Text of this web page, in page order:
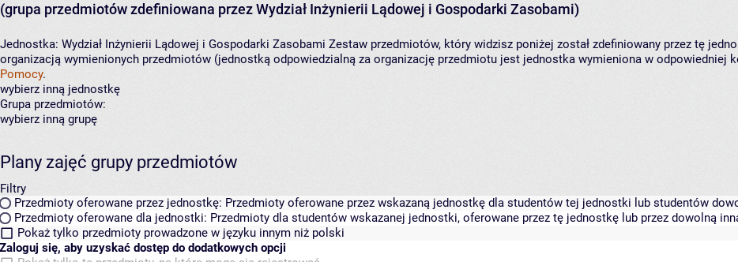
(grupa przedmiotów zdefiniowana przez Wydział Inżynierii Lądowej i Gospodarki Zasobami)
Jednostka: Wydział Inżynierii Lądowej i Gospodarki Zasobami Zestaw przedmiotów, który widzisz poniżej został zdefiniowany przez tę
organizacją wymienionych przedmiotów (jednostką odpowiedzialną za organizację przedmiotu jest jednostka wymieniona w odpowiedniej
Pomocy.
wybierz inną jednostkę
Grupa przedmiotów:
wybierz inną grupę
Plany zajęć grupy przedmiotów
Filtry
Przedmioty oferowane przez jednostkę: Przedmioty oferowane przez wskazaną jednostkę dla studentów tej jednostki lub studentów
Przedmioty oferowane dla jednostki: Przedmioty dla studentów wskazanej jednostki, oferowane przez tę jednostkę lub przez dowolną
Pokaż tylko przedmioty prowadzone w języku innym niż polski
Zaloguj się, aby uzyskać dostęp do dodatkowych opcji